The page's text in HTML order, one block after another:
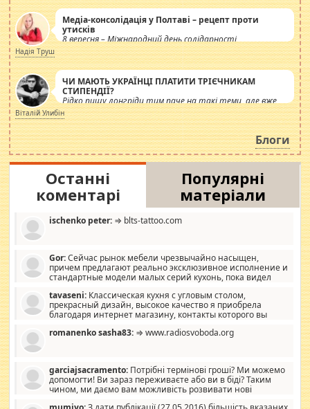
Медіа-консолідація у Полтаві – рецепт проти
утисків
8 вересня – Міжнародний день солідарності
журналістів.
Надія Труш
ЧИ МАЮТЬ УКРАЇНЦІ ПЛАТИТИ ТРІЄЧНИКАМ
СТИПЕНДІЇ?
Рідко пишу лонгріди тим паче на такі теми, але вже
просто дістало! Обурюють сьогоднішні інсенуації
навколо стипендіального питання. Штучно
роздувається ще одна соціальна катастрофа.
Віталій Улибін
Блоги
Останні
коментарі
Популярні
матеріали
ischenko peter: ⇒ blts-tattoo.com
Gor:Сейчас рынок мебели чрезвычайно насыщен,
причем предлагают реально эксклюзивное исполнение и
стандартные модели малых серий кухонь, пока видел
стандартные формы, в MebelOk, креативненько и что главное -
со вкусом все в порядке, без ненужных наворотов удорожающих
мебель, а это не последний фактор.
tavaseni: Классическая кухня с угловым столом,
прекрасный дизайн, высокое качество я приобрела
благодаря интернет магазину, контакты которого вы
romanenko sasha83: ⇒ www.radiosvoboda.org
garciajsacramento: Потрібні термінові гроші? Ми можемо
допомогти! Ви зараз переживаєте або ви в біді? Таким
чином, ми даємо вам можливість розвивати нові